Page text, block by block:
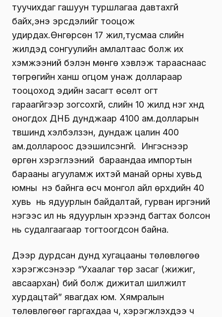
туучихдаг гашуун туршлагаа давтахгүй
байх,энэ эрсдэлийг тооцож
удирдах.Өнгөрсөн 17 жил,тусмаа сүүлийн
жилүүдэд сонгуулийн амлалтаас болж их
хэмжээний бэлэн мөнгө хэвлэж тарааснаас
төгрөгийн ханш огцом унаж доллараар
тооцоход эдийн засагт өсөлт огт
гараагүйгээр зогсохгүй, сүүлийн 10 жилд нэг хүнд
оногдох ДНБ дунджаар 4100 ам.долларын
түвшинд хэлбэлзэн, дундаж цалин 400
ам.доллароос дээшилсэнгүй. Ингэснээр
өргөн хэрэглээний бараандаа импортын
барааны агууламж ихтэй манай орны хувьд
юмны үнэ байнга өсч монгол айл өрхүүдийн 40
хувь нь ядуурлын байдалтай, гурван иргэний
нэгээс илүү нь ядуурлын хүрээнд баг­тах болсон
нь судалгаагаар тогтоогдсон байна.
Дээр дурдсан дунд хугацааны төлөвлөгөө
хэрэгж­сэнээр “Ухаалаг төр засаг (жижиг,
авсаархан) бий болж дижитал шилжилт
хурдацтай” явагдах юм. Хямралын
төлөвлөгөөг гаргахдаа ч, хэрэгжүүлэхдээ ч